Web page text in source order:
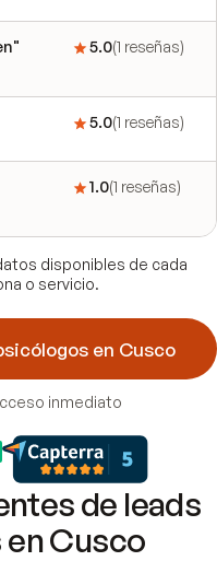
5.0(1 reseñas)
5.0(1 reseñas)
1.0(1 reseñas)
disponibles de cada
o servicio.
en Cusco
inmediato
de leads
Cusco